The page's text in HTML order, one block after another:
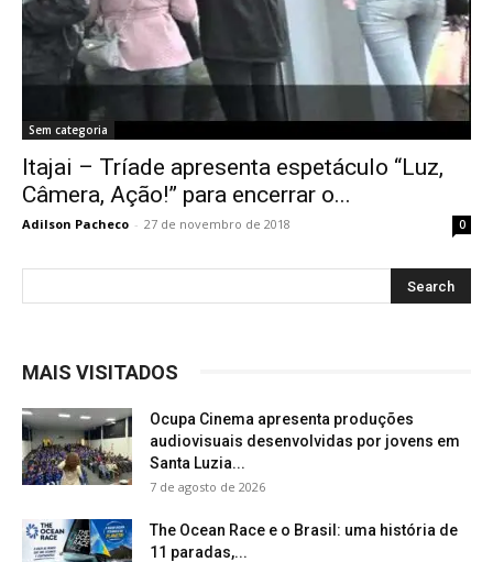
Sem categoria
Itajai – Tríade apresenta espetáculo “Luz,
Câmera, Ação!” para encerrar o...
Adilson Pacheco - 27 de novembro de 2018 0
MAIS VISITADOS
Ocupa Cinema apresenta produções
audiovisuais desenvolvidas por jovens em
Santa Luzia...
7 de agosto de 2026
The Ocean Race e o Brasil: uma história de
11 paradas,...